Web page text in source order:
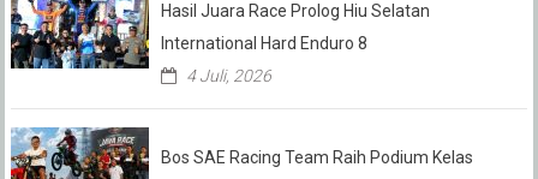
Hasil Juara Race Prolog Hiu Selatan
International Hard Enduro 8
4 Juli, 2026
Bos SAE Racing Team Raih Podium Kelas